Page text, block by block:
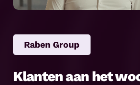
Raben Group
Klanten aan het